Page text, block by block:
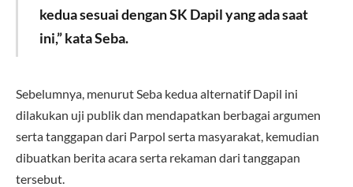
kedua sesuai dengan SK Dapil yang ada saat
ini,” kata Seba.
Sebelumnya, menurut Seba kedua alternatif Dapil ini
dilakukan uji publik dan mendapatkan berbagai argumen
serta tanggapan dari Parpol serta masyarakat, kemudian
dibuatkan berita acara serta rekaman dari tanggapan
tersebut.